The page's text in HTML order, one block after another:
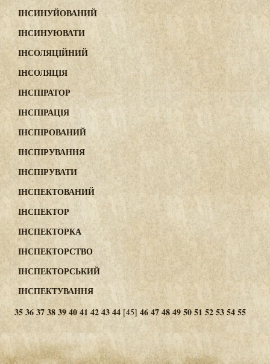
ІНСИНУЙОВАНИЙ
ІНСИНУЮВАТИ
ІНСОЛЯЦІЙНИЙ
ІНСОЛЯЦІЯ
ІНСПІРАТОР
ІНСПІРАЦІЯ
ІНСПІРОВАНИЙ
ІНСПІРУВАННЯ
ІНСПІРУВАТИ
ІНСПЕКТОВАНИЙ
ІНСПЕКТОР
ІНСПЕКТОРКА
ІНСПЕКТОРСТВО
ІНСПЕКТОРСЬКИЙ
ІНСПЕКТУВАННЯ
35363738394041 424344 [45] 464748495051 52535455